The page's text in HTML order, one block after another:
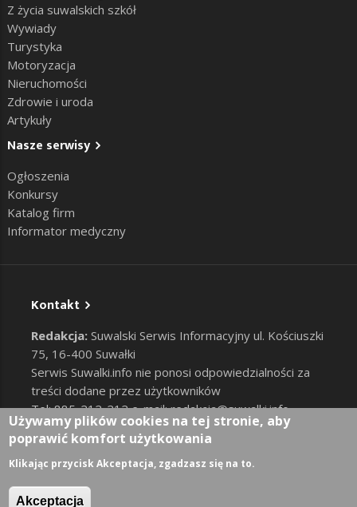
Z życia suwalskich szkół
Wywiady
Turystyka
Motoryzacja
Nieruchomości
Zdrowie i uroda
Artykuły
Nasze serwisy
Ogłoszenia
Konkursy
Katalog firm
Informator medyczny
Kontakt
Redakcja: Suwalski Serwis Informacyjny ul. Kościuszki
75, 16-400 Suwałki
Serwis Suwalki.info nie ponosi odpowiedzialności za
treści dodane przez użytkowników
Tel: 885-212-212 e-mail:redakcja@suwalki.info,
reklama@suwalki.info
RODO |Cookies
User account menu
Zaloguj
Używamy plików cookies na tej stronie, aby
poprawić komfort użytkowania
Klikając przycisk Akceptacja, zgadzasz się na to.
Akceptacja